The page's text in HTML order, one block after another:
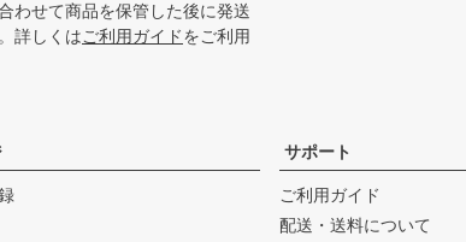
わせて商品を保管した後に発送
詳しくはご利用ガイドをご利用
サポート
ご利用ガイド
配送・送料について